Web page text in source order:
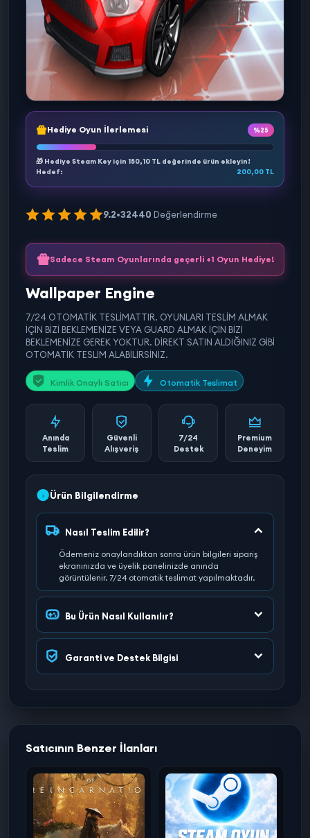
Hediye Oyun İlerlemesi %25
🎁 Hediye Steam Key için 150,10 TL değerinde ürün ekleyin!
Hedef:
200,00 TL
9.2•32440 Değerlendirme
Sadece Steam Oyunlarında geçerli +1 Oyun Hediye!
Wallpaper Engine
7/24 OTOMATİK TESLİMATTIR. OYUNLARI TESLİM ALMAK
İÇİN BİZİ BEKLEMENİZE VEYA GUARD ALMAK İÇİN BİZİ
BEKLEMENİZE GEREK YOKTUR. DİREKT SATIN ALDIĞINIZ GİBİ
OTOMATİK TESLİM ALABİLİRSİNİZ.
Kimlik Onaylı Satıcı Otomatik Teslimat
Anında
Teslim
Güvenli
Alışveriş
7/24
Destek
Premium
Deneyim
Ürün Bilgilendirme
Nasıl Teslim Edilir?
Ödemeniz onaylandıktan sonra ürün bilgileri sipariş
ekranınızda ve üyelik panelinizde anında
görüntülenir. 7/24 otomatik teslimat yapılmaktadır.
Bu Ürün Nasıl Kullanılır?
Garanti ve Destek Bilgisi
Satıcının Benzer İlanları